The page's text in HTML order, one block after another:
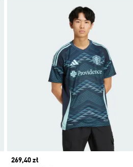
Current price
269,40 zł